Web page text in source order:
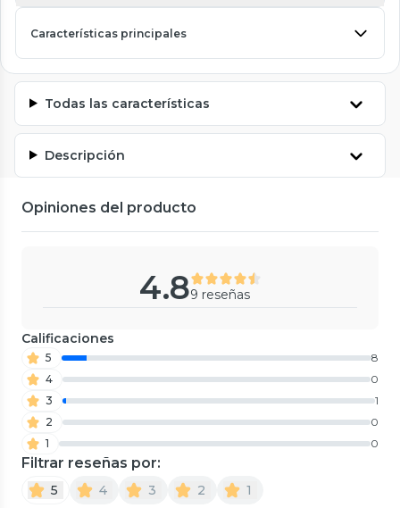
Características principales
Todas las características
Descripción
Opiniones del producto
4.89 reseñas
Calificaciones
5
8
4
0
3
1
2
0
1
0
Filtrar reseñas por:
5 4 3 2 1